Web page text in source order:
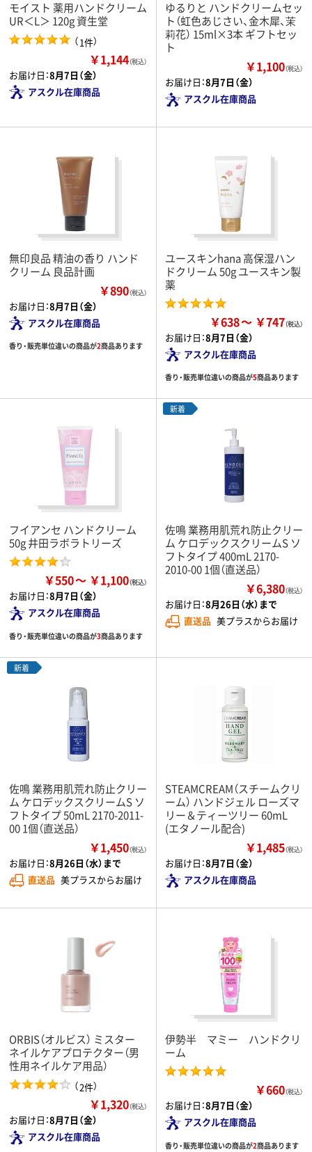
モイスト 薬用ハンドクリーム
UR＜L＞ 120g 資生堂
（1件）
￥1,144（税込）
お届け日：8月7日（金）
アスクル在庫商品
ゆるりと ハンドクリームセッ
ト（虹色あじさい、金木犀、茉
莉花） 15ml×3本 ギフトセッ
ト
￥1,100（税込）
お届け日：8月7日（金）
アスクル在庫商品
無印良品 精油の香り ハンド
クリーム 良品計画
￥890（税込）
お届け日：8月7日（金）
アスクル在庫商品
香り・販売単位違いの商品が2商品あります
ユースキンhana 高保湿ハン
ドクリーム 50g ユースキン製
薬
￥638 ￥747
お届け日：8月7日（金）
アスクル在庫商品
香り・販売単位違いの商品が5商品あります
フイアンセ ハンドクリーム
50g 井田ラボラトリーズ
￥550 ￥1,100
お届け日：8月7日（金）
アスクル在庫商品
香り・販売単位違いの商品が3商品あります
新着
佐鳴 業務用肌荒れ防止クリー
ム ケロデックスクリームS ソ
フトタイプ 400mL 2170-
2010-00 1個（直送品）
￥6,380（税込）
お届け日：8月26日（水）まで
直送品 美プラスからお届け
新着
佐鳴 業務用肌荒れ防止クリー
ム ケロデックスクリームS ソ
フトタイプ 50mL 2170-2011-
00 1個（直送品）
￥1,450（税込）
お届け日：8月26日（水）まで
直送品 美プラスからお届け
STEAMCREAM（スチームクリ
ーム） ハンドジェル ローズマ
リー＆ティーツリー 60mL
(エタノール配合)
￥1,485（税込）
お届け日：8月7日（金）
アスクル在庫商品
ORBIS（オルビス） ミスター
ネイルケアプロテクター（男
性用ネイルケア用品）
（2件）
￥1,320（税込）
お届け日：8月7日（金）
アスクル在庫商品
伊勢半 マミー ハンドクリ
ーム
￥660（税込）
お届け日：8月7日（金）
アスクル在庫商品
香り・販売単位違いの商品が2商品あります